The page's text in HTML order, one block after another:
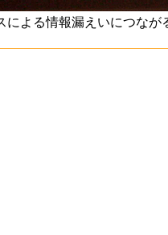
による情報漏えいにつなが